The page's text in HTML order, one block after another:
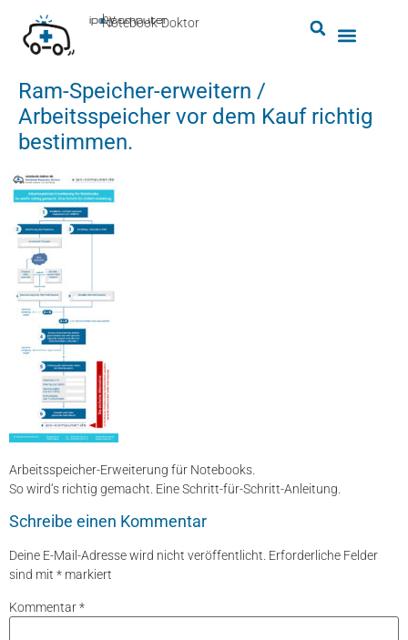
Notebook-Doktor
by
■
ipc-computer
Ram-Speicher-erweitern /
Arbeitsspeicher vor dem Kauf richtig
bestimmen.
Arbeitsspeicher-Erweiterung für Notebooks.
So wird‘s richtig gemacht. Eine Schritt-für-Schritt-Anleitung.
Schreibe einen Kommentar
Deine E-Mail-Adresse wird nicht veröffentlicht. Erforderliche Felder
sind mit * markiert
Kommentar*